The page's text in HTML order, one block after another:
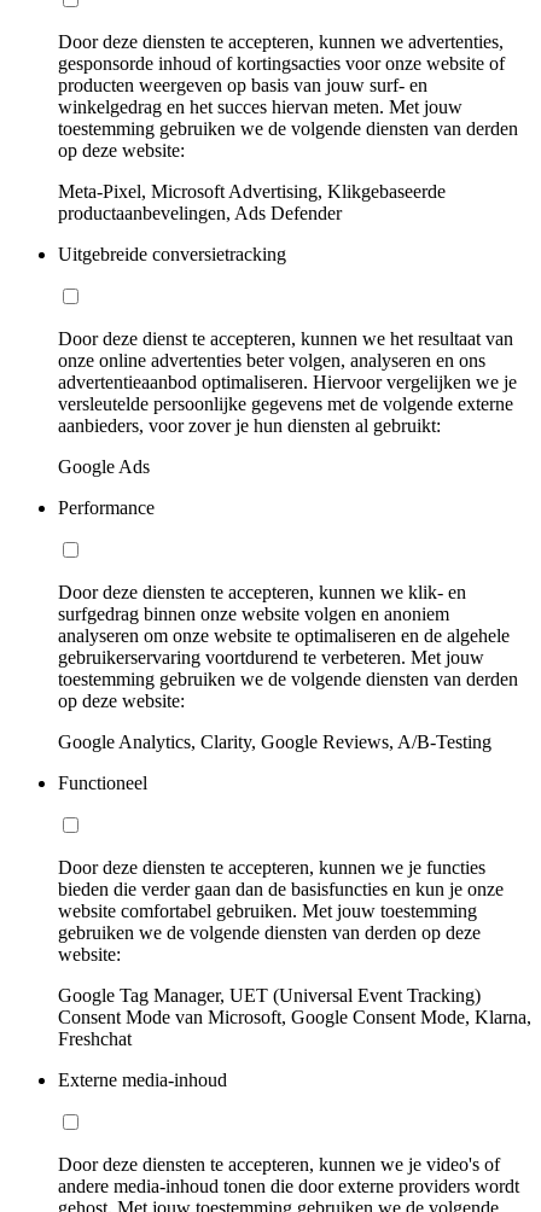
Door deze diensten te accepteren, kunnen we advertenties,
gesponsorde inhoud of kortingsacties voor onze website of
producten weergeven op basis van jouw surf- en
winkelgedrag en het succes hiervan meten. Met jouw
toestemming gebruiken we de volgende diensten van derden
op deze website:
Meta-Pixel, Microsoft Advertising, Klikgebaseerde
productaanbevelingen, Ads Defender
Uitgebreide conversietracking
Door deze dienst te accepteren, kunnen we het resultaat van
onze online advertenties beter volgen, analyseren en ons
advertentieaanbod optimaliseren. Hiervoor vergelijken we je
versleutelde persoonlijke gegevens met de volgende externe
aanbieders, voor zover je hun diensten al gebruikt:
Google Ads
Performance
Door deze diensten te accepteren, kunnen we klik- en
surfgedrag binnen onze website volgen en anoniem
analyseren om onze website te optimaliseren en de algehele
gebruikerservaring voortdurend te verbeteren. Met jouw
toestemming gebruiken we de volgende diensten van derden
op deze website:
Google Analytics, Clarity, Google Reviews, A/B-Testing
Functioneel
Door deze diensten te accepteren, kunnen we je functies
bieden die verder gaan dan de basisfuncties en kun je onze
website comfortabel gebruiken. Met jouw toestemming
gebruiken we de volgende diensten van derden op deze
website:
Google Tag Manager, UET (Universal Event Tracking)
Consent Mode van Microsoft, Google Consent Mode, Klarna,
Freshchat
Externe media-inhoud
Door deze diensten te accepteren, kunnen we je video's of
andere media-inhoud tonen die door externe providers wordt